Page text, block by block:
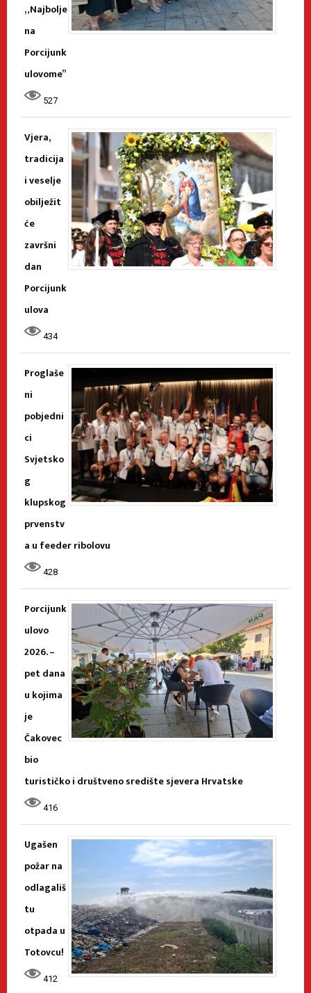
„Najbolje
na
Porcijunk
ulovome”
527
Vjera,
tradicija
i veselje
obilježit
će
završni
dan
Porcijunk
ulova
434
Proglaše
ni
pobjedni
ci
Svjetsko
g
klupskog
prvenstv
a u feeder ribolovu
428
Porcijunk
ulovo
2026. –
pet dana
u kojima
je
Čakovec
bio
turističko i društveno središte sjevera Hrvatske
416
Ugašen
požar na
odlagališ
tu
otpada u
Totovcu!
412